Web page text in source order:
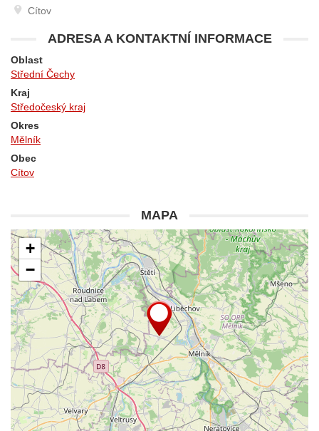
Cítov
ADRESA A KONTAKTNÍ INFORMACE
Oblast
Střední Čechy
Kraj
Středočeský kraj
Okres
Mělník
Obec
Cítov
MAPA
+
−